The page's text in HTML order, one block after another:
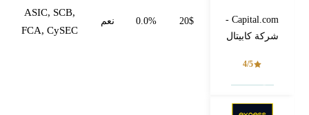
Capital.com -
شركة كابيتال
4/5
20$
0.0% نعم
ASIC, SCB,
FCA, CySEC